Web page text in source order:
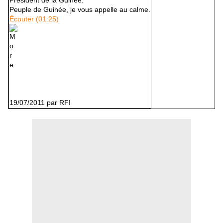
Peuple de Guinée, je vous appelle au calme.
Écouter (01:25)
19/07/2011 par RFI